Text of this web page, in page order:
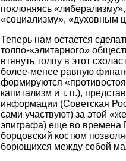
поклоняясь
«социализму», «духовным
Теперь нам остается
толпо-«элитарного»
втянуть толпу в этот
более-менее равную
формируются
капитализм и т. п.),
информации (Советская
сами участвуют) за этой
эпиграфа) еще во времена
борцовский костюм
борющихся между собой